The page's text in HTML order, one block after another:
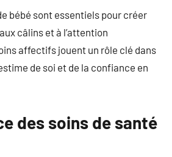
bébé sont essentiels pour créer
câlins et à l’attention
affectifs jouent un rôle clé dans
de soi et de la confiance en
des soins de santé